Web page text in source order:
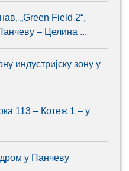
„Green Field 2“,
– Целина ...
индустријску зону у
113 – Котеж 1 – у
у Панчеву